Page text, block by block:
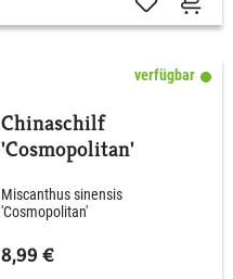
verfügbar
Chinaschilf
'Cosmopolitan'
Miscanthus sinensis
'Cosmopolitan'
8,99 €